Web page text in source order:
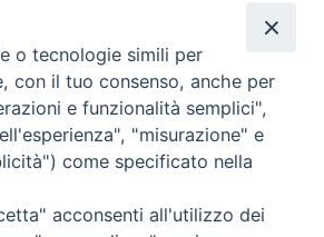
Diocesana di Gorizia
operativa – uffici
131 – 34170 Gorizia
Tel. 0481525188
o tecnologie simili per
con il tuo consenso, anche per
e funzionalità semplici",
"misurazione" e
come specificato nella
acconsenti all'utilizzo dei